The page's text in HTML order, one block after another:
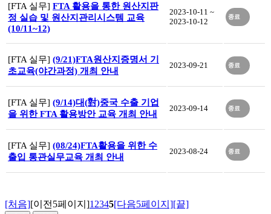
[FTA 실무] FTA 활용을 통한 원산지판
정 실습 및 원산지관리시스템 교육
(10/11~12)
2023-10-11 ~
2023-10-12
종료
[FTA 실무] (9/21)FTA원산지증명서 기
초교육(야간과정) 개최 안내
2023-09-21 종료
[FTA 실무] (9/14)대(對)중국 수출 기업
을 위한 FTA 활용방안 교육 개최 안내
2023-09-14 종료
[FTA 실무] (08/24)FTA활용을 위한 수
출입 통관실무교육 개최 안내
2023-08-24 종료
[처음][이전5페이지]1 2345[다음5페이지][끝]